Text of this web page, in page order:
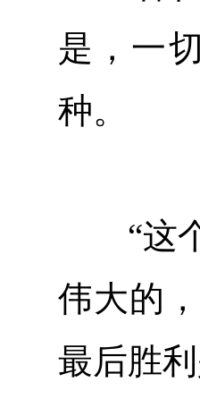
是，一
种。
“这个
伟大的
最后胜